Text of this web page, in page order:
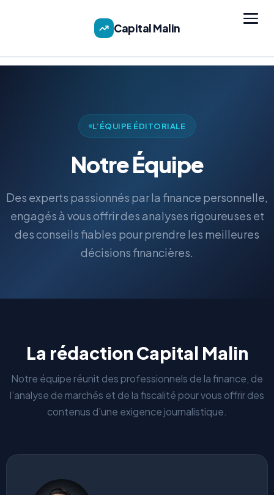
Capital Malin
L’ÉQUIPE ÉDITORIALE
Notre Équipe
Des experts passionnés par la finance personnelle,
engagés à vous offrir des analyses rigoureuses et
des conseils fiables pour prendre les meilleures
décisions financières.
La rédaction Capital Malin
Notre équipe réunit des professionnels de la finance, de
l’analyse de marchés et de la fiscalité pour vous offrir des
contenus d’une exigence journalistique.